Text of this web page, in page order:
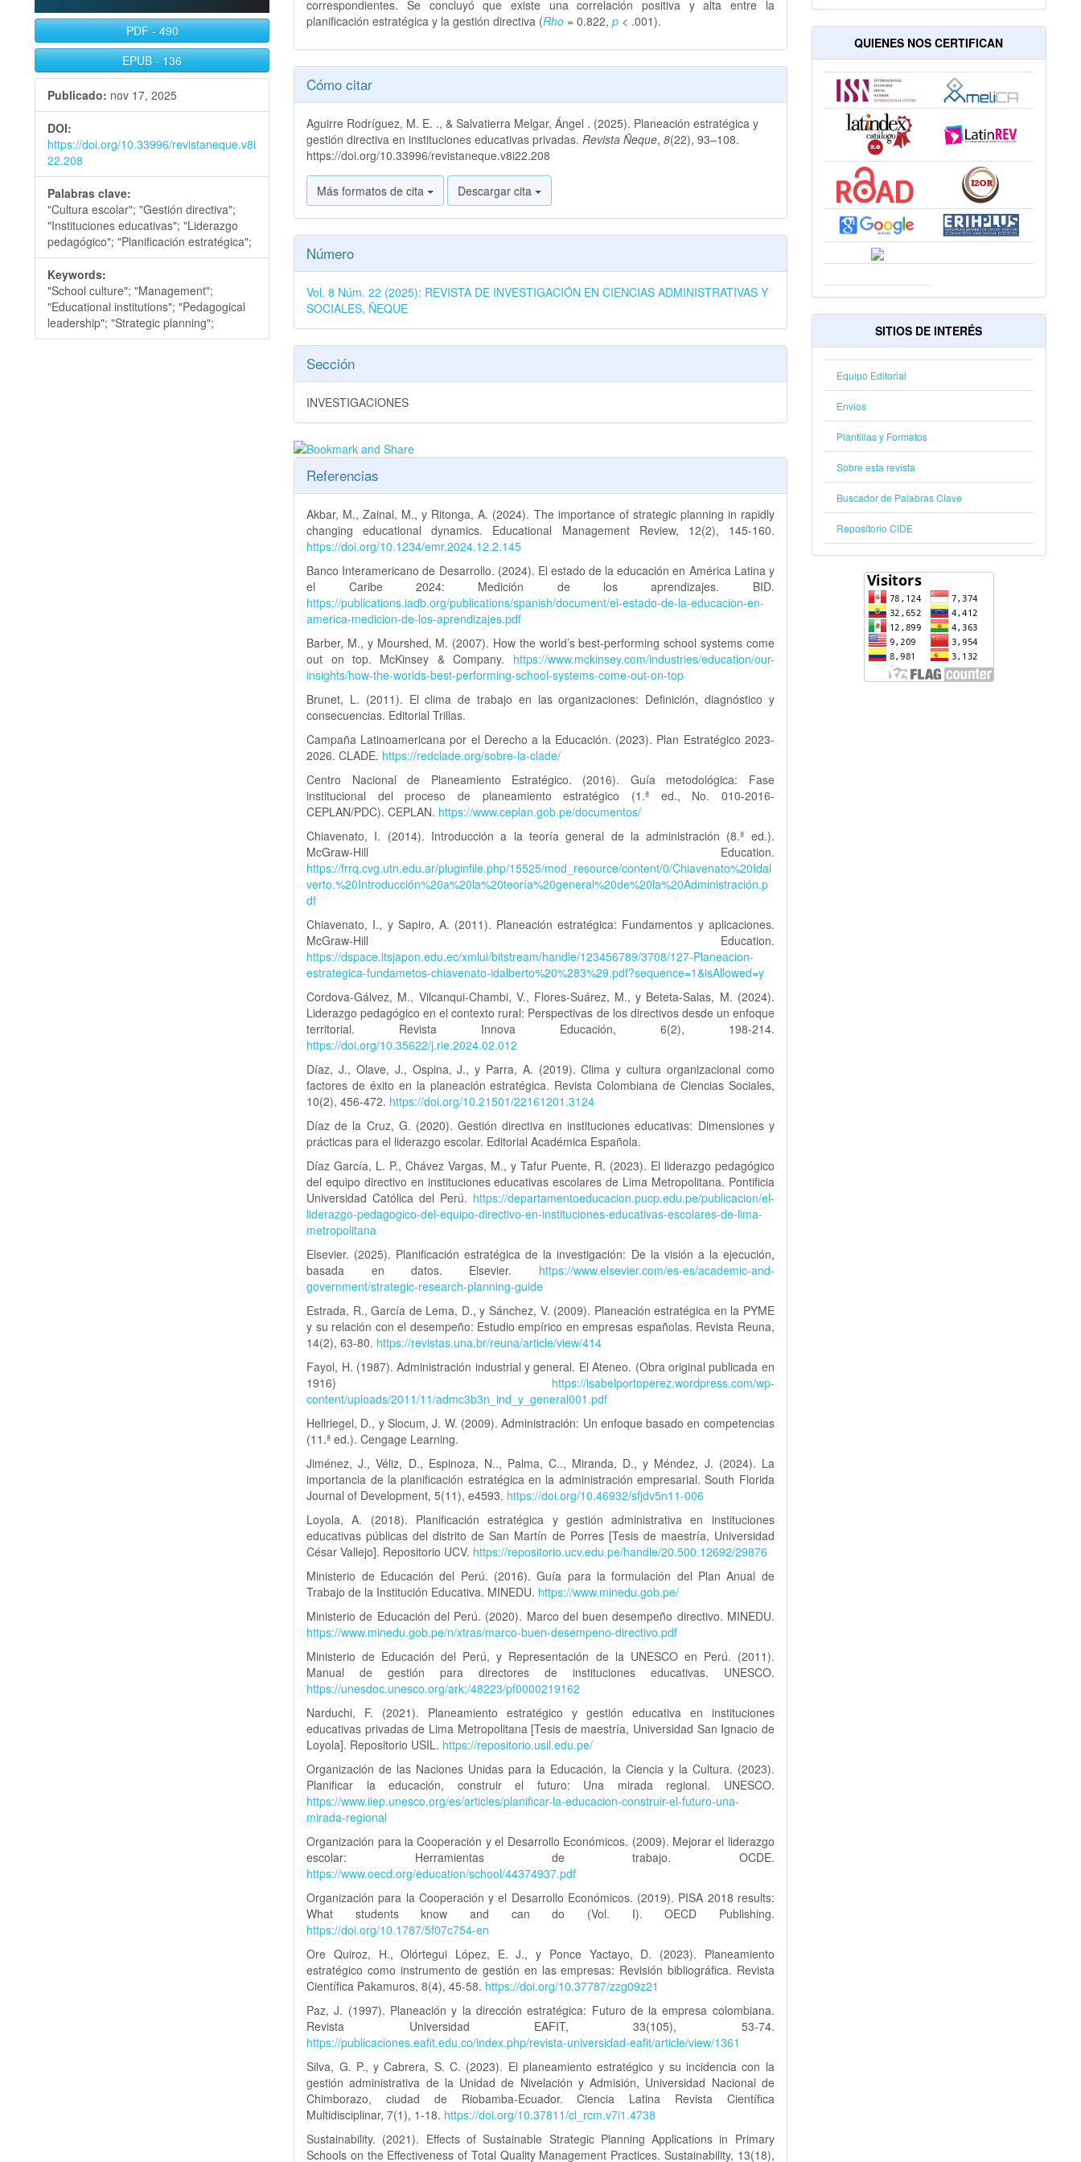
PDF-490
EPUB-136
Publicado: nov 17, 2025
DOI:
https://doi.org/10.33996/revistaneque.v8i
22.208
Palabras clave:
"Cultura escolar"; "Gestión directiva";
"Instituciones educativas"; "Liderazgo
pedagógico"; "Planificación estratégica";
Keywords:
"School culture"; "Management";
"Educational institutions"; "Pedagogical
leadership"; "Strategic planning";
correspondientes. Se concluyó que existe una correlación positiva y alta entre la
planificación estratégica y la gestión directiva (Rho = 0.822,p < .001).
Detalles
del
artículo
Cómo citar
Aguirre Rodríguez, M. E. ., & Salvatierra Melgar, Ángel . (2025). Planeación estratégica y
gestión directiva en instituciones educativas privadas.Revista Ñeque,8(22), 93–108.
https://doi.org/10.33996/revistaneque.v8i22.208
Más formatos de cita Descargar cita
Número
Vol. 8 Núm. 22 (2025): REVISTA DE INVESTIGACIÓN EN CIENCIAS ADMINISTRATIVAS Y
SOCIALES, ÑEQUE
Sección
INVESTIGACIONES
Referencias
Akbar, M., Zainal, M., y Ritonga, A. (2024). The importance of strategic planning in rapidly
changing educational dynamics. Educational Management Review, 12(2), 145-160.
https://doi.org/10.1234/emr.2024.12.2.145
Banco Interamericano de Desarrollo. (2024). El estado de la educación en América Latina y
el Caribe 2024: Medición de los aprendizajes. BID.
https://publications.iadb.org/publications/spanish/document/el-estado-de-la-educacion-en-
america-medicion-de-los-aprendizajes.pdf
Barber, M., y Mourshed, M. (2007). How the world’s best-performing school systems come
out on top. McKinsey & Company. https://www.mckinsey.com/industries/education/our-
insights/how-the-worlds-best-performing-school-systems-come-out-on-top
Brunet, L. (2011). El clima de trabajo en las organizaciones: Definición, diagnóstico y
consecuencias. Editorial Trillas.
Campaña Latinoamericana por el Derecho a la Educación. (2023). Plan Estratégico 2023-
2026. CLADE. https://redclade.org/sobre-la-clade/
Centro Nacional de Planeamiento Estratégico. (2016). Guía metodológica: Fase
institucional del proceso de planeamiento estratégico (1.ª ed., No. 010-2016-
CEPLAN/PDC). CEPLAN. https://www.ceplan.gob.pe/documentos/
Chiavenato, I. (2014). Introducción a la teoría general de la administración (8.ª ed.).
McGraw-Hill Education.
https://frrq.cvg.utn.edu.ar/pluginfile.php/15525/mod_resource/content/0/Chiavenato%20Idal
verto.%20Introducción%20a%20la%20teoría%20general%20de%20la%20Administración.p
df
Chiavenato, I., y Sapiro, A. (2011). Planeación estratégica: Fundamentos y aplicaciones.
McGraw-Hill Education.
https://dspace.itsjapon.edu.ec/xmlui/bitstream/handle/123456789/3708/127-Planeacion-
estrategica-fundametos-chiavenato-idalberto%20%283%29.pdf?sequence=1&isAllowed=y
Cordova-Gálvez, M., Vilcanqui-Chambi, V., Flores-Suárez, M., y Beteta-Salas, M. (2024).
Liderazgo pedagógico en el contexto rural: Perspectivas de los directivos desde un enfoque
territorial. Revista Innova Educación, 6(2), 198-214.
https://doi.org/10.35622/j.rie.2024.02.012
Díaz, J., Olave, J., Ospina, J., y Parra, A. (2019). Clima y cultura organizacional como
factores de éxito en la planeación estratégica. Revista Colombiana de Ciencias Sociales,
10(2), 456-472. https://doi.org/10.21501/22161201.3124
Díaz de la Cruz, G. (2020). Gestión directiva en instituciones educativas: Dimensiones y
prácticas para el liderazgo escolar. Editorial Académica Española.
Díaz García, L. P., Chávez Vargas, M., y Tafur Puente, R. (2023). El liderazgo pedagógico
del equipo directivo en instituciones educativas escolares de Lima Metropolitana. Pontificia
Universidad Católica del Perú. https://departamentoeducacion.pucp.edu.pe/publicacion/el-
liderazgo-pedagogico-del-equipo-directivo-en-instituciones-educativas-escolares-de-lima-
metropolitana
Elsevier. (2025). Planificación estratégica de la investigación: De la visión a la ejecución,
basada en datos. Elsevier. https://www.elsevier.com/es-es/academic-and-
government/strategic-research-planning-guide
Estrada, R., García de Lema, D., y Sánchez, V. (2009). Planeación estratégica en la PYME
y su relación con el desempeño: Estudio empírico en empresas españolas. Revista Reuna,
14(2), 63-80. https://revistas.una.br/reuna/article/view/414
Fayol, H. (1987). Administración industrial y general. El Ateneo. (Obra original publicada en
1916) https://isabelportoperez.wordpress.com/wp-
content/uploads/2011/11/admc3b3n_ind_y_general001.pdf
Hellriegel, D., y Slocum, J. W. (2009). Administración: Un enfoque basado en competencias
(11.ª ed.). Cengage Learning.
Jiménez, J., Véliz, D., Espinoza, N.., Palma, C.., Miranda, D., y Méndez, J. (2024). La
importancia de la planificación estratégica en la administración empresarial. South Florida
Journal of Development, 5(11), e4593. https://doi.org/10.46932/sfjdv5n11-006
Loyola, A. (2018). Planificación estratégica y gestión administrativa en instituciones
educativas públicas del distrito de San Martín de Porres [Tesis de maestría, Universidad
César Vallejo]. Repositorio UCV. https://repositorio.ucv.edu.pe/handle/20.500.12692/29876
Ministerio de Educación del Perú. (2016). Guía para la formulación del Plan Anual de
Trabajo de la Institución Educativa. MINEDU. https://www.minedu.gob.pe/
Ministerio de Educación del Perú. (2020). Marco del buen desempeño directivo. MINEDU.
https://www.minedu.gob.pe/n/xtras/marco-buen-desempeno-directivo.pdf
Ministerio de Educación del Perú, y Representación de la UNESCO en Perú. (2011).
Manual de gestión para directores de instituciones educativas. UNESCO.
https://unesdoc.unesco.org/ark:/48223/pf0000219162
Narduchi, F. (2021). Planeamiento estratégico y gestión educativa en instituciones
educativas privadas de Lima Metropolitana [Tesis de maestría, Universidad San Ignacio de
Loyola]. Repositorio USIL. https://repositorio.usil.edu.pe/
Organización de las Naciones Unidas para la Educación, la Ciencia y la Cultura. (2023).
Planificar la educación, construir el futuro: Una mirada regional. UNESCO.
https://www.iiep.unesco.org/es/articles/planificar-la-educacion-construir-el-futuro-una-
mirada-regional
Organización para la Cooperación y el Desarrollo Económicos. (2009). Mejorar el liderazgo
escolar: Herramientas de trabajo. OCDE.
https://www.oecd.org/education/school/44374937.pdf
Organización para la Cooperación y el Desarrollo Económicos. (2019). PISA 2018 results:
What students know and can do (Vol. I). OECD Publishing.
https://doi.org/10.1787/5f07c754-en
Ore Quiroz, H., Olórtegui López, E. J., y Ponce Yactayo, D. (2023). Planeamiento
estratégico como instrumento de gestión en las empresas: Revisión bibliográfica. Revista
Científica Pakamuros, 8(4), 45-58. https://doi.org/10.37787/zzg09z21
Paz, J. (1997). Planeación y la dirección estratégica: Futuro de la empresa colombiana.
Revista Universidad EAFIT, 33(105), 53-74.
https://publicaciones.eafit.edu.co/index.php/revista-universidad-eafit/article/view/1361
Silva, G. P., y Cabrera, S. C. (2023). El planeamiento estratégico y su incidencia con la
gestión administrativa de la Unidad de Nivelación y Admisión, Universidad Nacional de
Chimborazo, ciudad de Riobamba-Ecuador. Ciencia Latina Revista Científica
Multidisciplinar, 7(1), 1-18. https://doi.org/10.37811/cl_rcm.v7i1.4738
Sustainability. (2021). Effects of Sustainable Strategic Planning Applications in Primary
Schools on the Effectiveness of Total Quality Management Practices. Sustainability, 13(18),
QUIENES NOS CERTIFICAN
SITIOS DE INTERÉS
Equipo Editorial
Envios
Plantillas y Formatos
Sobre esta revista
Buscador de Palabras Clave
Repositorio CIDE